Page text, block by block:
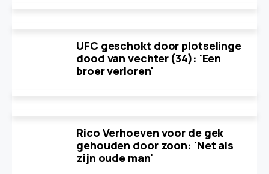
UFC geschokt door plotselinge
dood van vechter (34): 'Een
broer verloren'
Rico Verhoeven voor de gek
gehouden door zoon: 'Net als
zijn oude man'